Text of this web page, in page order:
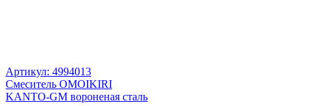
Артикул: 4994013
Смеситель OMOIKIRI
KANTO-GM вороненая сталь